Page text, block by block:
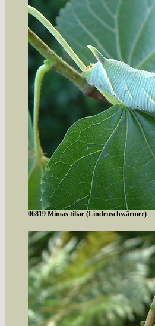
06819 Mimas tiliae (Lindenschwärmer)